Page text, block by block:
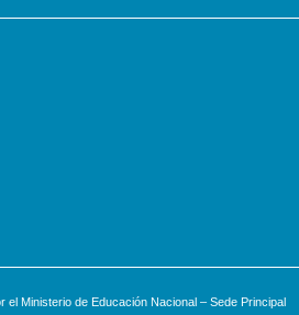
el Ministerio de Educación Nacional – Sede Principal